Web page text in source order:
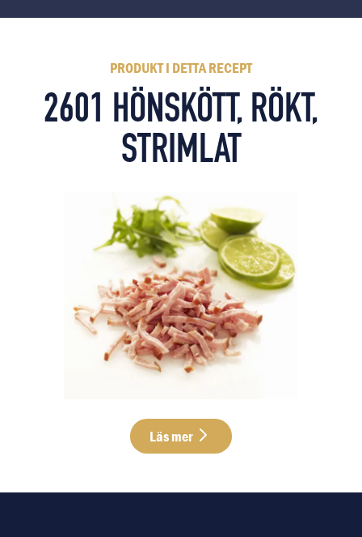
PRODUKT I DETTA RECEPT
2601 HÖNSKÖTT, RÖKT,
STRIMLAT
Läs mer